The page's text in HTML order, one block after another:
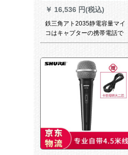
￥ 16,536 円(税込)
鉄三角アト2035静電容量マイ
コはキャプターの携帯電話で
外付けオーカドドを生放送し
専门设备はみななで森然と放